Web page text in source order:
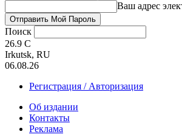
Ваш адрес
Поиск
26.9 C
Irkutsk, RU
06.08.26
Регистрация / Авторизация
Об издании
Контакты
Реклама